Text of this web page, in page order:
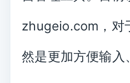
zhugeio.com，对
然是更加方便输入